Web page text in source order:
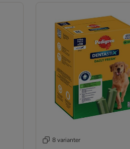
8 varianter